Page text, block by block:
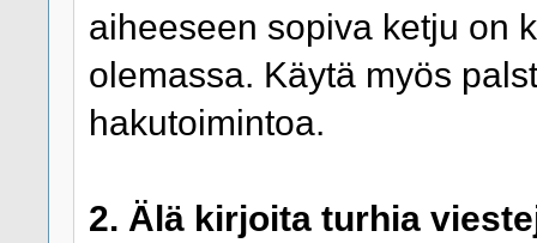
aiheeseen sopiva ketju on
olemassa. Käytä myös
hakutoimintoa.
2. Älä kirjoita turhia